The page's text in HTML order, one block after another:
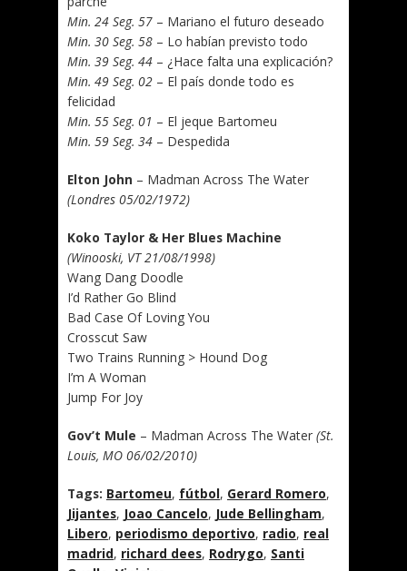
Min. 24 Seg. 57 – Mariano el futuro deseado
Min. 30 Seg. 58 – Lo habían previsto todo
Min. 39 Seg. 44 – ¿Hace falta una explicación?
Min. 49 Seg. 02 – El país donde todo es
felicidad
Min. 55 Seg. 01 – El jeque Bartomeu
Min. 59 Seg. 34 – Despedida
Elton John – Madman Across The Water
(Londres 05/02/1972)
Koko Taylor & Her Blues Machine
(Winooski, VT 21/08/1998)
Wang Dang Doodle
I’d Rather Go Blind
Bad Case Of Loving You
Crosscut Saw
Two Trains Running > Hound Dog
I’m A Woman
Jump For Joy
Gov’t Mule – Madman Across The Water (St.
Louis, MO 06/02/2010)
Tags: Bartomeu, fútbol, Gerard Romero,
Jijantes, Joao Cancelo, Jude Bellingham,
Libero, periodismo deportivo, radio, real
madrid, richard dees, Rodrygo, Santi